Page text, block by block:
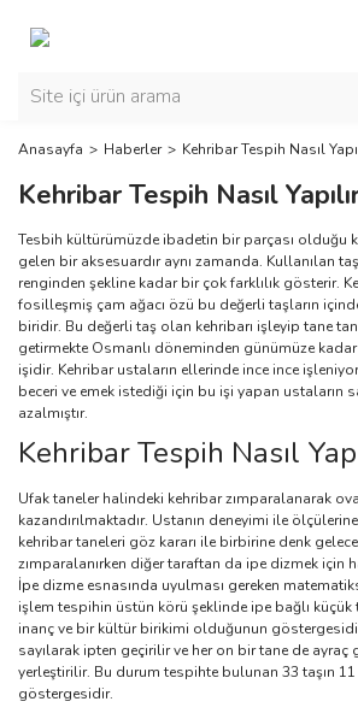
Anasayfa Haberler Kehribar Tespih Nasıl
Kehribar Tespih Nasıl
Tesbih kültürümüzde ibadetin bir parçası olduğu
gelen bir aksesuardır aynı zamanda. Kullanılan
renginden şekline kadar bir çok farklılık gösterir.
fosilleşmiş çam ağacı özü bu değerli taşların
biridir. Bu değerli taş olan kehribarı işleyip tane
getirmekte Osmanlı döneminden günümüze
işidir. Kehribar ustaların ellerinde ince ince
beceri ve emek istediği için bu işi yapan ustaların
azalmıştır.
Kehribar Tespih Nasıl
Ufak taneler halindeki kehribar zımparalanarak
kazandırılmaktadır. Ustanın deneyimi ile
kehribar taneleri göz kararı ile birbirine denk
zımparalanırken diğer taraftan da ipe dizmek için
İpe dizme esnasında uyulması gereken
işlem tespihin üstün körü şeklinde ipe bağlı
inanç ve bir kültür birikimi olduğunun
sayılarak ipten geçirilir ve her on bir tane de ayraç
yerleştirilir. Bu durum tespihte bulunan 33 taşın
göstergesidir.